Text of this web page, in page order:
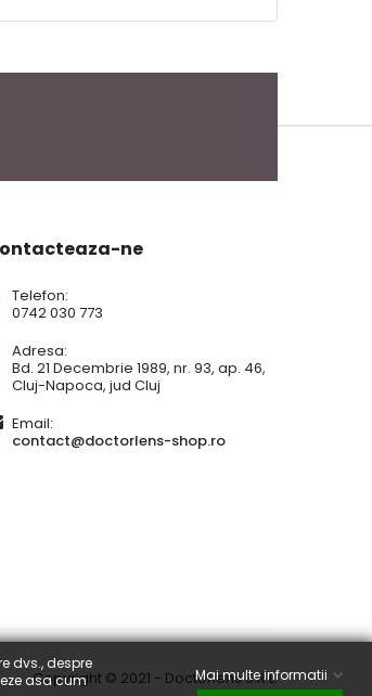
ne
Telefon:
0742 030 773
Adresa:
Bd. 21 Decembrie 1989, nr. 93, ap. 46,
Cluj-Napoca, jud Cluj
Email:
contact@doctorlens-shop.ro
Copyright © 2021 - Doctorlens S.R.L.
dvs., despre
asa cum
Mai multe informatii